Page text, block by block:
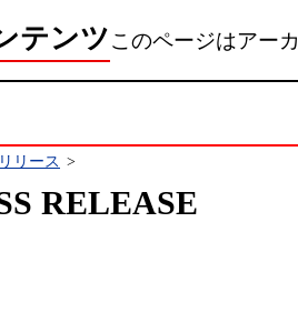
テンツこのページはアー
リース >
RELEASE